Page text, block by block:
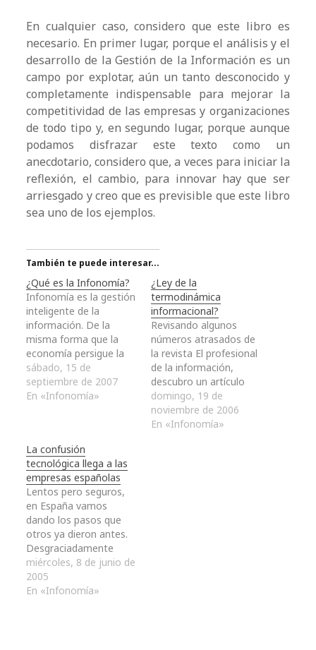
En cualquier caso, considero que este libro es
necesario. En primer lugar, porque el análisis y el
desarrollo de la Gestión de la Información es un
campo por explotar, aún un tanto desconocido y
completamente indispensable para mejorar la
competitividad de las empresas y organizaciones
de todo tipo y, en segundo lugar, porque aunque
podamos disfrazar este texto como un
anecdotario, considero que, a veces para iniciar la
reflexión, el cambio, para innovar hay que ser
arriesgado y creo que es previsible que este libro
sea uno de los ejemplos.
También te puede interesar...
¿Qué es la Infonomía?
Infonomía es la gestión
inteligente de la
información. De la
misma forma que la
economía persigue la
comprensión de cómo
se pueden gestionar
mejor los bienes (eco-
a individuos y
organizaciones ideas y
métodos para el mejor
uso de la información…
sábado, 15 de
septiembre de 2007
En «Infonomía»
¿Ley de la
termodinámica
informacional?
Revisando algunos
números atrasados de
la revista El profesional
de la información,
descubro un artículo
breve de Alfons
Cornella con el
sugerente título: Ley de
domingo, 19 de
noviembre de 2006
En «Infonomía»
La confusión
tecnológica llega a las
empresas españolas
Lentos pero seguros,
en España vamos
dando los pasos que
otros ya dieron antes.
Desgraciadamente
para nosotros, una
década no parece ser
suficiente, somos
miércoles, 8 de junio de
2005
En «Infonomía»